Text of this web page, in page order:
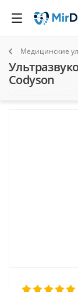
Медицинские
Codyson